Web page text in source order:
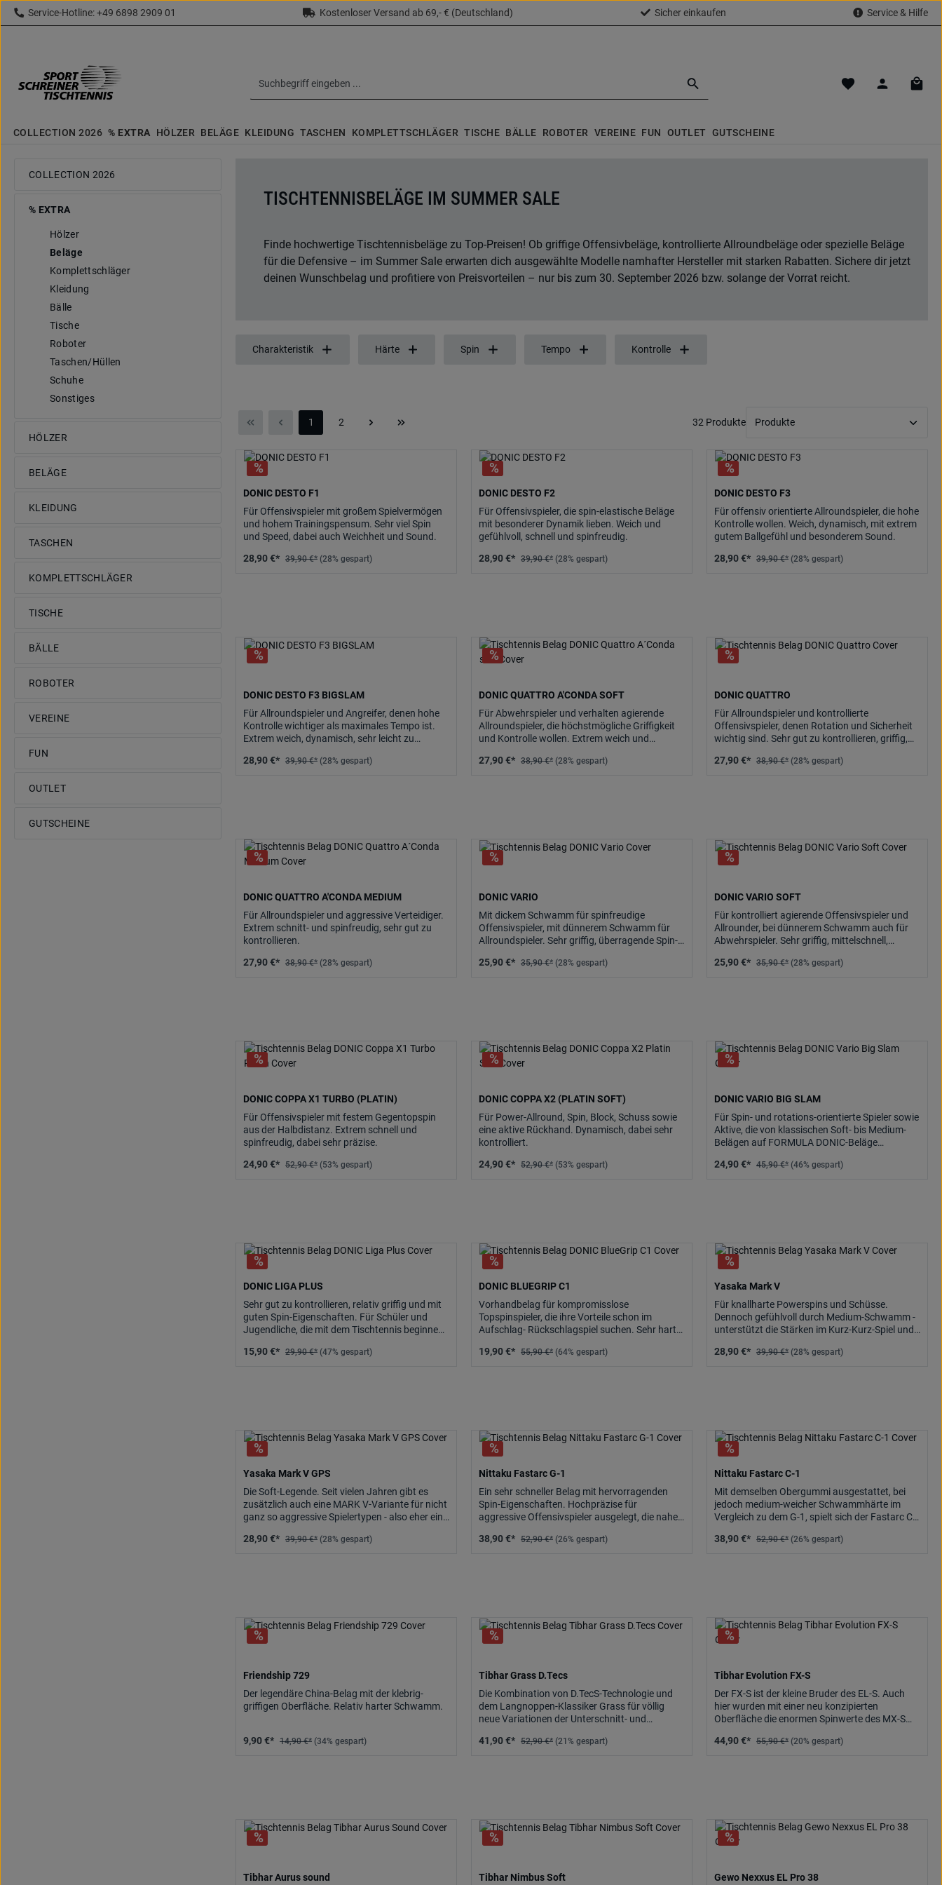
Hauptinhalt springen
Zur Suche springen
Zur Hauptnavigation springen
Service-Hotline: +49 6898 2909 01 Kostenloser Versand ab 69,- € (Deutschland) Sicher einkaufen
Service & Hilfe
Du hast 0 Produkte
COLLECTION 2026 % EXTRA HÖLZER BELÄGE KLEIDUNG TASCHEN KOMPLETTSCHLÄGER TISCHE BÄLLE ROBOTER VEREINE FUN OUTLET GUTSCHEINE
COLLECTION 2026
% EXTRA
Hölzer
Beläge
Komplettschläger
Kleidung
Bälle
Tische
Roboter
Taschen/Hüllen
Schuhe
Sonstiges
HÖLZER
BELÄGE
KLEIDUNG
TASCHEN
KOMPLETTSCHLÄGER
TISCHE
BÄLLE
ROBOTER
VEREINE
FUN
OUTLET
GUTSCHEINE
TISCHTENNISBELÄGE IM SUMMER SALE
Finde hochwertige Tischtennisbeläge zu Top-Preisen! Ob griffige Offensivbeläge, kontrollierte Allroundbeläge oder spezielle Beläge
für die Defensive – im Summer Sale erwarten dich ausgewählte Modelle namhafter Hersteller mit starken Rabatten. Sichere dir jetzt
deinen Wunschbelag und profitiere von Preisvorteilen – nur bis zum 30. September 2026 bzw. solange der Vorrat reicht.
Charakteristik Härte Spin Tempo Kontrolle
Seite
1
Seite
2 32 Produkte
DONIC DESTO F1
Für Offensivspieler mit großem Spielvermögen
und hohem Trainingspensum. Sehr viel Spin
und Speed, dabei auch Weichheit und Sound.
28,90 €* 39,90 €* (28% gespart)
DONIC DESTO F2
Für Offensivspieler, die spin-elastische Beläge
mit besonderer Dynamik lieben. Weich und
gefühlvoll, schnell und spinfreudig.
28,90 €* 39,90 €* (28% gespart)
DONIC DESTO F3
Für offensiv orientierte Allroundspieler, die hohe
Kontrolle wollen. Weich, dynamisch, mit extrem
gutem Ballgefühl und besonderem Sound.
28,90 €* 39,90 €* (28% gespart)
DONIC DESTO F3 BIGSLAM
Für Allroundspieler und Angreifer, denen hohe
Kontrolle wichtiger als maximales Tempo ist.
Extrem weich, dynamisch, sehr leicht zu
28,90 €* 39,90 €* (28% gespart)
DONIC QUATTRO A'CONDA SOFT
Für Abwehrspieler und verhalten agierende
Allroundspieler, die höchstmögliche Griffigkeit
und Kontrolle wollen. Extrem weich und
höchster Kontrolle.
27,90 €* 38,90 €* (28% gespart)
DONIC QUATTRO
Für Allroundspieler und kontrollierte
Offensivspieler, denen Rotation und Sicherheit
wichtig sind. Sehr gut zu kontrollieren, griffig,
27,90 €* 38,90 €* (28% gespart)
DONIC QUATTRO A'CONDA MEDIUM
Für Allroundspieler und aggressive Verteidiger.
Extrem schnitt- und spinfreudig, sehr gut zu
kontrollieren.
27,90 €* 38,90 €* (28% gespart)
DONIC VARIO
Mit dickem Schwamm für spinfreudige
Offensivspieler, mit dünnerem Schwamm für
Allroundspieler. Sehr griffig, überragende Spin-
kontrollieren.
25,90 €* 35,90 €* (28% gespart)
DONIC VARIO SOFT
Für kontrolliert agierende Offensivspieler und
Allrounder, bei dünnerem Schwamm auch für
Abwehrspieler. Sehr griffig, mittelschnell,
25,90 €* 35,90 €* (28% gespart)
DONIC COPPA X1 TURBO (PLATIN)
Für Offensivspieler mit festem Gegentopspin
aus der Halbdistanz. Extrem schnell und
spinfreudig, dabei sehr präzise.
24,90 €* 52,90 €* (53% gespart)
DONIC COPPA X2 (PLATIN SOFT)
Für Power-Allround, Spin, Block, Schuss sowie
eine aktive Rückhand. Dynamisch, dabei sehr
kontrolliert.
24,90 €* 52,90 €* (53% gespart)
DONIC VARIO BIG SLAM
Für Spin- und rotations-orientierte Spieler sowie
Aktive, die von klassischen Soft- bis Medium-
Belägen auf FORMULA DONIC-Beläge
24,90 €* 45,90 €* (46% gespart)
DONIC LIGA PLUS
Sehr gut zu kontrollieren, relativ griffig und mit
guten Spin-Eigenschaften. Für Schüler und
Jugendliche, die mit dem Tischtennis beginnen,
15,90 €* 29,90 €* (47% gespart)
DONIC BLUEGRIP C1
Vorhandbelag für kompromisslose
Topspinspieler, die ihre Vorteile schon im
Aufschlag- Rückschlagspiel suchen. Sehr hart!
19,90 €* 55,90 €* (64% gespart)
Yasaka Mark V
Für knallharte Powerspins und Schüsse.
Dennoch gefühlvoll durch Medium-Schwamm -
unterstützt die Stärken im Kurz-Kurz-Spiel und
28,90 €* 39,90 €* (28% gespart)
Yasaka Mark V GPS
Die Soft-Legende. Seit vielen Jahren gibt es
zusätzlich auch eine MARK V-Variante für nicht
ganz so aggressive Spielertypen - also eher ein
den YASAKA MARK V GPS
28,90 €* 39,90 €* (28% gespart)
Nittaku Fastarc G-1
Ein sehr schneller Belag mit hervorragenden
Spin-Eigenschaften. Hochpräzise für
aggressive Offensivspieler ausgelegt, die nahe
Ball mit Spin legen. Trotz hohem Tempo mit
38,90 €* 52,90 €* (26% gespart)
Nittaku Fastarc C-1
Mit demselben Obergummi ausgestattet, bei
jedoch medium-weicher Schwammhärte im
Vergleich zu dem G-1, spielt sich der Fastarc C-
optimiert mit herausragendem Ballgefühl. Ideal
38,90 €* 52,90 €* (26% gespart)
Friendship 729
Der legendäre China-Belag mit der klebrig-
griffigen Oberfläche. Relativ harter Schwamm.
9,90 €* 14,90 €* (34% gespart)
Tibhar Grass D.Tecs
Die Kombination von D.TecS-Technologie und
dem Langnoppen-Klassiker Grass für völlig
neue Variationen der Unterschnitt- und
41,90 €* 52,90 €* (21% gespart)
Tibhar Evolution FX-S
Der FX-S ist der kleine Bruder des EL-S. Auch
hier wurden mit einer neu konzipierten
Oberfläche die enormen Spinwerte des MX-S
wurde weicher ausgelegt als beim EL-S, so dass
aber etwas härter als der FX-P, grenzt sich der
FX-S trotzdem deutlich von den
Mediumbelägen EL-P und EL-S ab.
44,90 €* 55,90 €* (20% gespart)
Tibhar Aurus sound
Tibhar Nimbus Soft
Gewo Nexxus EL Pro 38